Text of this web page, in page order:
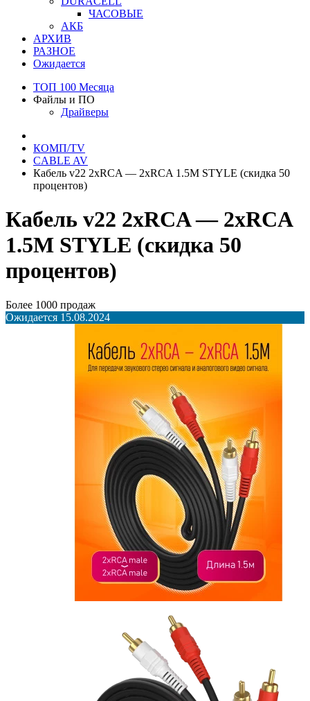
ЧАСОВЫЕ
АКБ
АРХИВ
РАЗНОЕ
Ожидается
ТОП 100 Месяца
Файлы и ПО
Драйверы
КОМП/TV
CABLE AV
Кабель v22 2xRCA — 2xRCA 1.5M STYLE (скидка 50
процентов)
Кабель v22 2xRCA — 2xRCA
1.5M STYLE (скидка 50
процентов)
Более 1000 продаж
Ожидается 15.08.2024